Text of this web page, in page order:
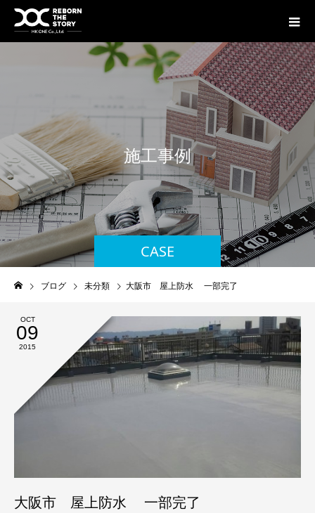
CASE
施工事例
ブログ 未分類 大阪市 屋上防水 一部完了
OCT
09
2015
大阪市 屋上防水 一部完了